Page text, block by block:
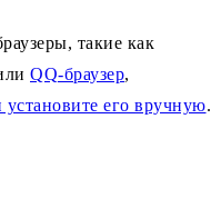
такие как
QQ-браузер,
установите его вручную.